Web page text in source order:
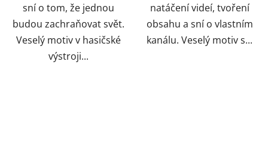
sní o tom, že jednou
budou zachraňovat svět.
Veselý motiv v hasičské
výstroji...
natáčení videí, tvoření
obsahu a sní o vlastním
kanálu. Veselý motiv s...